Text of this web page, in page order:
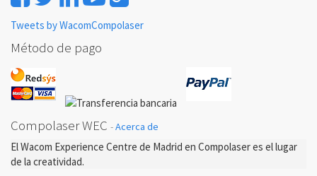
Tweets by WacomCompolaser
Método de pago
Compolaser WEC -Acerca de
El Wacom Experience Centre de Madrid en Compolaser es el lugar
de la creatividad.